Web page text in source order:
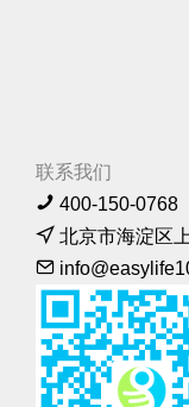
联系我们
400-150-0768
北京市海淀区